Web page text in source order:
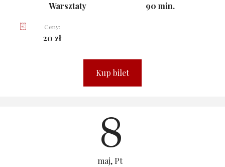
Warsztaty 90 min.
Ceny:
20 zł
Kup bilet
8
maj, Pt